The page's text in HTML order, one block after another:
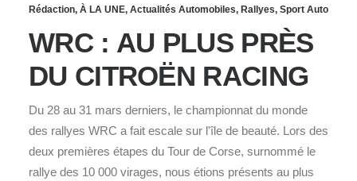
Rédaction, À LA UNE, Actualités Automobiles, Rallyes, Sport Auto
WRC : AU PLUS PRÈS
DU CITROËN RACING
Du 28 au 31 mars derniers, le championnat du monde
des rallyes WRC a fait escale sur l'île de beauté. Lors des
deux premières étapes du Tour de Corse, surnommé le
rallye des 10 000 virages, nous étions présents au plus